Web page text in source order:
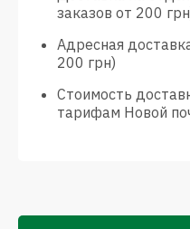
заказов от 200
Адресная
200 грн)
Стоимость
тарифам Новой